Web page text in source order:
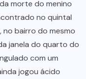
morte do menino
no quintal
no bairro do mesmo
janela do quarto do
com um
jogou ácido